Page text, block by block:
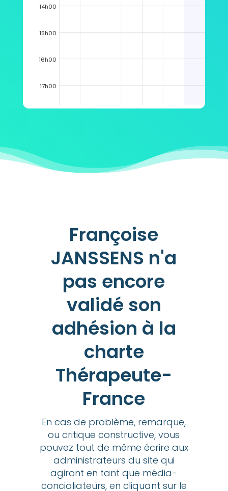
14h00
15h00
16h00
17h00
Françoise
JANSSENS n'a
pas encore
validé son
adhésion à la
charte
Thérapeute-
France
En cas de problème, remarque,
ou critique constructive, vous
pouvez tout de même écrire aux
administrateurs du site qui
agiront en tant que média-
concialiateurs, en cliquant sur le